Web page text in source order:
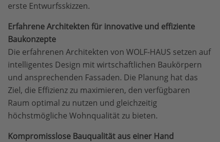
erste Entwurfsskizzen.
Erfahrene Architekten für innovative und effiziente
Baukonzepte
Die erfahrenen Architekten von WOLF-HAUS setzen auf
intelligentes Design mit wirtschaftlichen Baukörpern
und ansprechenden Fassaden. Die Planung hat das
Ziel, die Effizienz zu maximieren, den verfügbaren
Raum optimal zu nutzen und gleichzeitig
höchstmögliche Wohnqualität zu bieten.
Kompromisslose Bauqualität aus einer Hand